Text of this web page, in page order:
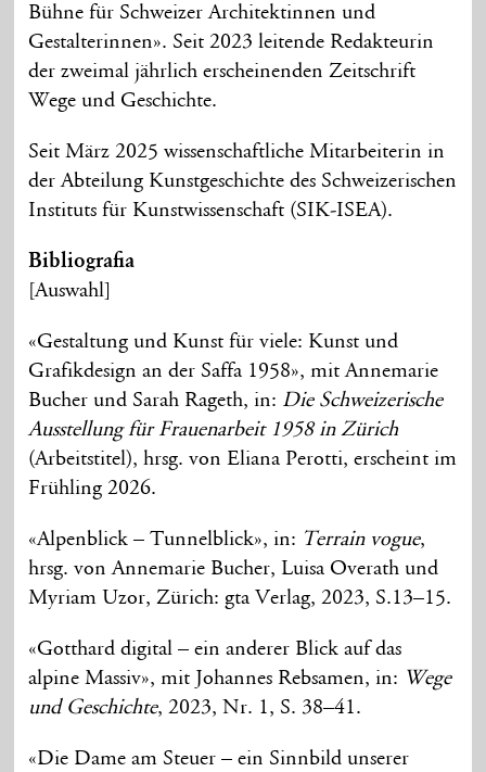
Bühne für Schweizer Architektinnen und
Gestalterinnen». Seit 2023 leitende Redakteurin
der zweimal jährlich erscheinenden Zeitschrift
Wege und Geschichte.
Seit März 2025 wissenschaftliche Mitarbeiterin in
der Abteilung Kunstgeschichte des Schweizerischen
Instituts für Kunstwissenschaft (SIK-ISEA).
Bibliografia
[Auswahl]
«Gestaltung und Kunst für viele: Kunst und
Grafikdesign an der Saffa 1958», mit Annemarie
Bucher und Sarah Rageth, in: Die Schweizerische
Ausstellung für Frauenarbeit 1958 in Zürich
(Arbeitstitel), hrsg. von Eliana Perotti, erscheint im
Frühling 2026.
«Alpenblick – Tunnelblick», in: Terrain vogue,
hrsg. von Annemarie Bucher, Luisa Overath und
Myriam Uzor, Zürich: gta Verlag, 2023, S.13–15.
«Gotthard digital – ein anderer Blick auf das
alpine Massiv», mit Johannes Rebsamen, in: Wege
und Geschichte, 2023, Nr. 1, S. 38–41.
«Die Dame am Steuer – ein Sinnbild unserer